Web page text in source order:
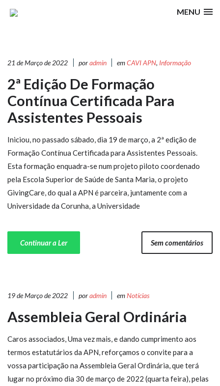
MENU
21 de Março de 2022 poradmin emCAVI APN, Informação
2ª Edição De Formação
Contínua Certificada Para
Assistentes Pessoais
Iniciou, no passado sábado, dia 19 de março, a 2ª edição de
Formação Contínua Certificada para Assistentes Pessoais.
Esta formação enquadra-se num projeto piloto coordenado
pela Escola Superior de Saúde de Santa Maria, o projeto
GivingCare, do qual a APN é parceira, juntamente com a
Universidade da Corunha, a Universidade
Continuar a Ler Sem comentários
19 de Março de 2022 poradmin emNotícias
Assembleia Geral Ordinária
Caros associados, Uma vez mais, e dando cumprimento aos
termos estatutários da APN, reforçamos o convite para a
vossa participação na Assembleia Geral Ordinária, que terá
lugar no próximo dia 30 de março de 2022 (quarta feira), pelas